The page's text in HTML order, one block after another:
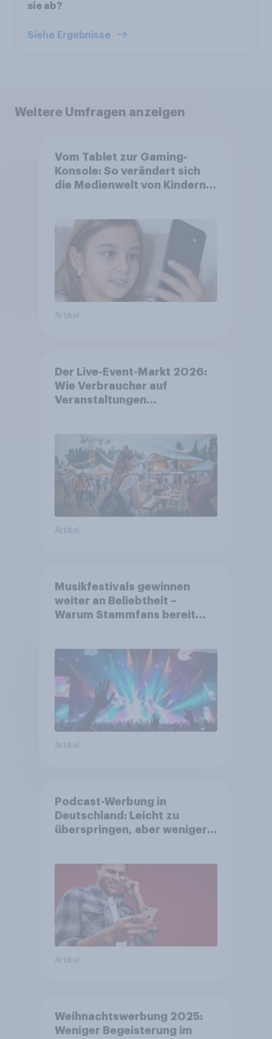
sie ab?
Siehe Ergebnisse
Weitere Umfragen anzeigen
Vom Tablet zur Gaming-
Konsole: So verändert sich
die Medienwelt von Kindern
Artikel
Der Live-Event-Markt 2026:
Wie Verbraucher auf
Veranstaltungen
Artikel
Musikfestivals gewinnen
weiter an Beliebtheit –
Warum Stammfans bereit
Artikel
Podcast-Werbung in
Deutschland: Leicht zu
überspringen, aber weniger
Artikel
Weihnachtswerbung 2025:
Weniger Begeisterung im